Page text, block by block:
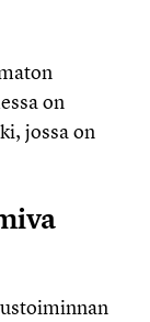
on
jossa on